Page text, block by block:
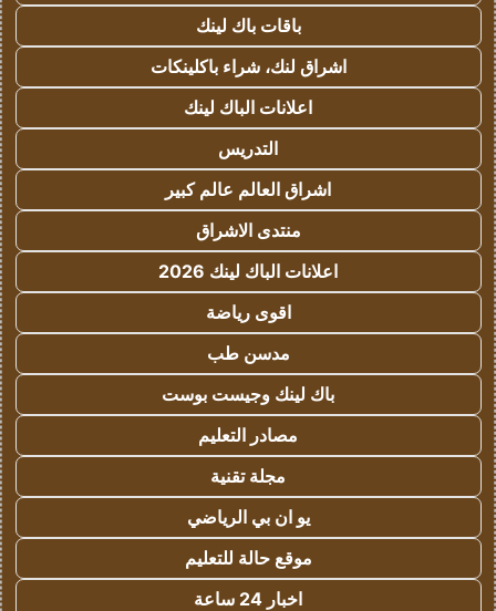
باقات باك لينك
اشراق لنك، شراء باكلينكات
اعلانات الباك لينك
التدريس
اشراق العالم عالم كبير
منتدى الاشراق
اعلانات الباك لينك 2026
اقوى رياضة
مدسن طب
باك لينك وجيست بوست
مصادر التعليم
مجلة تقنية
يو ان بي الرياضي
موقع حالة للتعليم
اخبار 24 ساعة